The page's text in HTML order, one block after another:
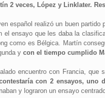
2 veces, López y Linklater.
español realizó un buen
el ensayo que les daba la
como es Bélgica. Martín
y con el tiempo cumplido
encuentro con Francia, que
con 2 ensayos, uno
y lograron un ensayo